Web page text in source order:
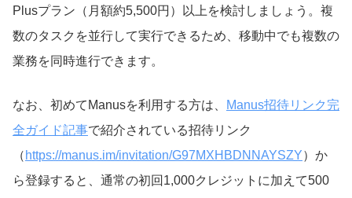
Plusプラン（月額約5,500円）以上を検討しましょう。複
数のタスクを並行して実行できるため、移動中でも複数の
業務を同時進行できます。
なお、初めてManusを利用する方は、
Manus招待リンク完
全ガイド記事で紹介されている招待リンク
（ https://manus.im/invitation/G97MXHBDNNAYSZY）か
ら登録すると、通常の初回1,000クレジットに加えて500